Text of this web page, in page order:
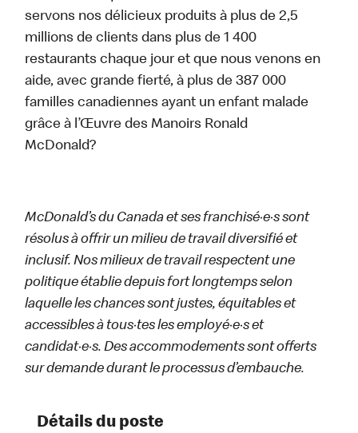
servons nos délicieux produits à plus de 2,5
millions de clients dans plus de 1 400
restaurants chaque jour et que nous venons en
aide, avec grande fierté, à plus de 387 000
familles canadiennes ayant un enfant malade
grâce à l’Œuvre des Manoirs Ronald
McDonald?
McDonald’s du Canada et ses franchisé·e·s sont
résolus à offrir un milieu de travail diversifié et
inclusif. Nos milieux de travail respectent une
politique établie depuis fort longtemps selon
laquelle les chances sont justes, équitables et
accessibles à tous·tes les employé·e·s et
candidat·e·s. Des accommodements sont offerts
sur demande durant le processus d’embauche.
Détails du poste